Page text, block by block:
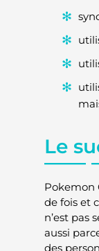
Le
Pokemon
de fois et
n’est pas
aussi
des